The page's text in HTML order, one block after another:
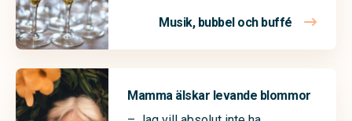
Musik, bubbel och buffé
Mamma älskar levande blommor